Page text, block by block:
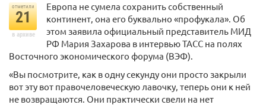
отметили
21
в архиве
Европа не сумела сохранить собственный
континент, она его буквально «профукала». Об
этом заявила официальный представитель МИД
РФ Мария Захарова в интервью ТАСС на полях
Восточного экономического форума (ВЭФ).
«Вы посмотрите, как в одну секунду они просто закрыли
вот эту вот правочеловеческую лавочку, теперь они к ней
не возвращаются. Они практически свели на нет